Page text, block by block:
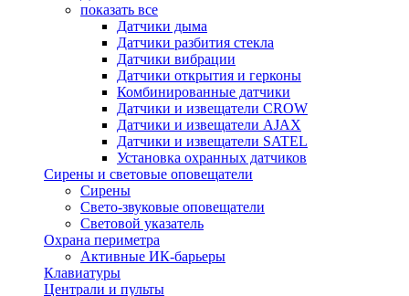
показать все
Датчики дыма
Датчики разбития стекла
Датчики вибрации
Датчики открытия и герконы
Комбинированные датчики
Датчики и извещатели CROW
Датчики и извещатели AJAX
Датчики и извещатели SATEL
Установка охранных датчиков
Сирены и световые оповещатели
Сирены
Свето-звуковые оповещатели
Световой указатель
Охрана периметра
Активные ИК-барьеры
Клавиатуры
Централи и пульты